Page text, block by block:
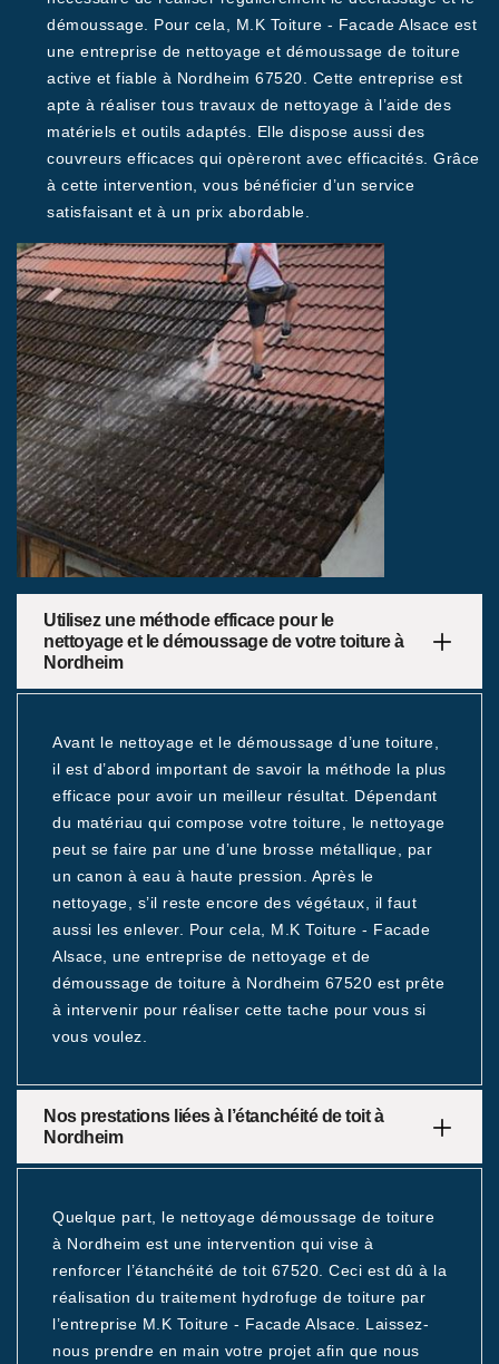
démoussage. Pour cela, M.K Toiture - Facade Alsace est
une entreprise de nettoyage et démoussage de toiture
active et fiable à Nordheim 67520. Cette entreprise est
apte à réaliser tous travaux de nettoyage à l’aide des
matériels et outils adaptés. Elle dispose aussi des
couvreurs efficaces qui opèreront avec efficacités. Grâce
à cette intervention, vous bénéficier d’un service
satisfaisant et à un prix abordable.
Utilisez une méthode efficace pour le
nettoyage et le démoussage de votre toiture à
Nordheim
Avant le nettoyage et le démoussage d’une toiture,
il est d’abord important de savoir la méthode la plus
efficace pour avoir un meilleur résultat. Dépendant
du matériau qui compose votre toiture, le nettoyage
peut se faire par une d’une brosse métallique, par
un canon à eau à haute pression. Après le
nettoyage, s’il reste encore des végétaux, il faut
aussi les enlever. Pour cela, M.K Toiture - Facade
Alsace, une entreprise de nettoyage et de
démoussage de toiture à Nordheim 67520 est prête
à intervenir pour réaliser cette tache pour vous si
vous voulez.
Nos prestations liées à l’étanchéité de toit à
Nordheim
Quelque part, le nettoyage démoussage de toiture
à Nordheim est une intervention qui vise à
renforcer l’étanchéité de toit 67520. Ceci est dû à la
réalisation du traitement hydrofuge de toiture par
l’entreprise M.K Toiture - Facade Alsace. Laissez-
nous prendre en main votre projet afin que nous